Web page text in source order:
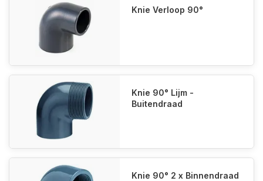
Knie Verloop 90°
Knie 90° Lijm -
Buitendraad
Knie 90° 2 x Binnendraad